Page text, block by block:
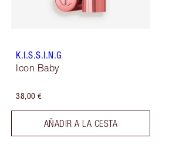
K.I.S.S.I.N.G
Icon Baby
38,00 €
AÑADIR A LA CESTA